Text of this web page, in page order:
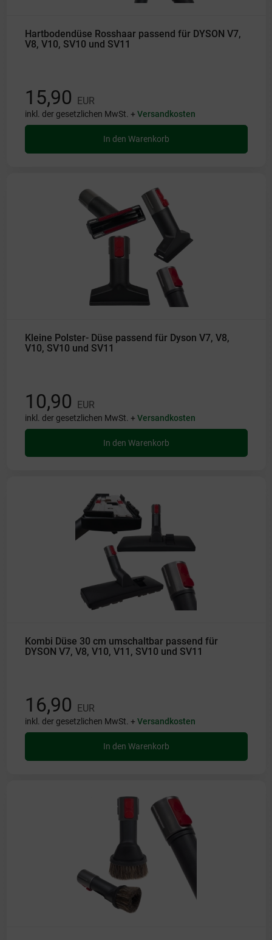
Hartbodendüse Rosshaar passend für DYSON V7,
V8, V10, SV10 und SV11
15,90 EUR
inkl. der gesetzlichen MwSt. +Versandkosten
In den Warenkorb
Kleine Polster- Düse passend für Dyson V7, V8,
V10, SV10 und SV11
10,90 EUR
inkl. der gesetzlichen MwSt. +Versandkosten
In den Warenkorb
Kombi Düse 30 cm umschaltbar passend für
DYSON V7, V8, V10, V11, SV10 und SV11
16,90 EUR
inkl. der gesetzlichen MwSt. +Versandkosten
In den Warenkorb